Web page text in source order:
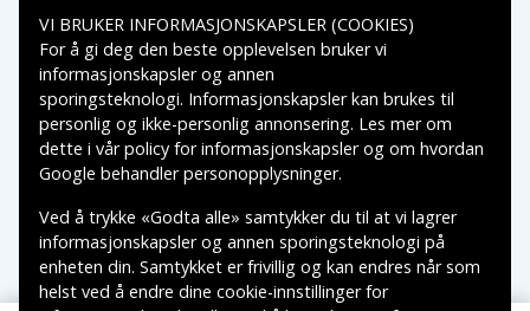
Betalingsalternativer
Leveringsalternativer
VI BRUKER INFORMASJONSKAPSLER (COOKIES)
For å gi deg den beste opplevelsen bruker vi
informasjonskapsler og annen
sporingsteknologi. Informasjonskapsler kan brukes til
personlig og ikke-personlig annonsering. Les mer om
dette i vårpolicy for informasjonskapslerog om hvordan
Google behandler personopplysninger.
Ved å trykke «Godta alle» samtykker du til at vi lagrer
informasjonskapsler og annen sporingsteknologi på
enheten din. Samtykket er frivillig og kan endres når som
helst ved å endre dine cookie-innstillinger for